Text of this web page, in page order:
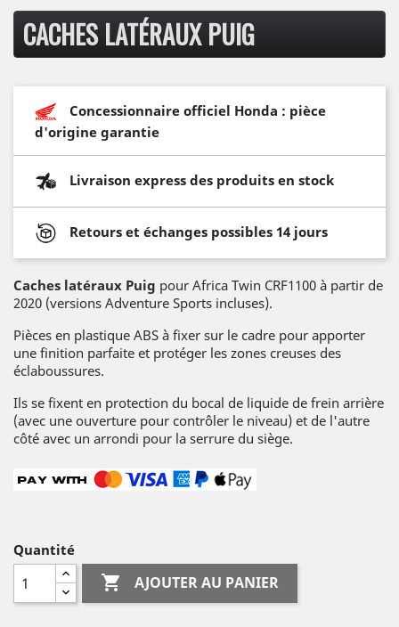
CACHES LATÉRAUX PUIG
Concessionnaire officiel Honda : pièce
d'origine garantie
Livraison express des produits en stock
Retours et échanges possibles 14 jours
Caches latéraux Puig pour Africa Twin CRF1100 à partir de
2020 (versions Adventure Sports incluses).
Pièces en plastique ABS à fixer sur le cadre pour apporter
une finition parfaite et protéger les zones creuses des
éclaboussures.
Ils se fixent en protection du bocal de liquide de frein arrière
(avec une ouverture pour contrôler le niveau) et de l'autre
côté avec un arrondi pour la serrure du siège.
Quantité
 AJOUTER AU PANIER